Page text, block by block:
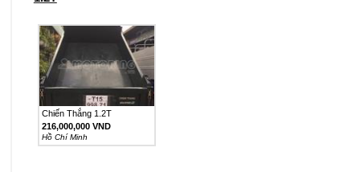
Chiến Thắng 1.2T
216,000,000 VND
Hồ Chí Minh